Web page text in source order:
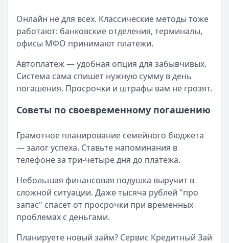
Онлайн не для всех. Классические методы тоже
работают: банковские отделения, терминалы,
офисы МФО принимают платежи.
Автоплатеж — удобная опция для забывчивых.
Система сама спишет нужную сумму в день
погашения. Просрочки и штрафы вам не грозят.
Советы по своевременному погашению
Грамотное планирование семейного бюджета
— залог успеха. Ставьте напоминания в
телефоне за три-четыре дня до платежа.
Небольшая финансовая подушка выручит в
сложной ситуации. Даже тысяча рублей "про
запас" спасет от просрочки при временных
проблемах с деньгами.
Планируете новый займ? Сервис Кредитный Зай